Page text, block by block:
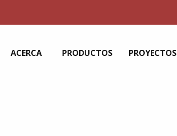
ACERCA PRODUCTOS PROYECTOS